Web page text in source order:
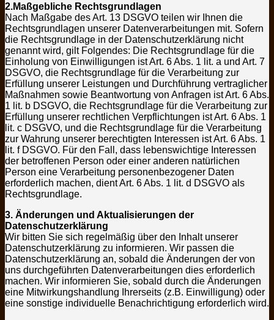
2.Maßgebliche Rechtsgrundlagen
Nach Maßgabe des Art. 13 DSGVO teilen wir Ihnen die
Rechtsgrundlagen unserer Datenverarbeitungen mit. Sofern
die Rechtsgrundlage in der Datenschutzerklärung nicht
genannt wird, gilt Folgendes: Die Rechtsgrundlage für die
Einholung von Einwilligungen ist Art. 6 Abs. 1 lit. a und Art. 7
DSGVO, die Rechtsgrundlage für die Verarbeitung zur
Erfüllung unserer Leistungen und Durchführung vertraglicher
Maßnahmen sowie Beantwortung von Anfragen ist Art. 6 Abs.
1 lit. b DSGVO, die Rechtsgrundlage für die Verarbeitung zur
Erfüllung unserer rechtlichen Verpflichtungen ist Art. 6 Abs. 1
lit. c DSGVO, und die Rechtsgrundlage für die Verarbeitung
zur Wahrung unserer berechtigten Interessen ist Art. 6 Abs. 1
lit. f DSGVO. Für den Fall, dass lebenswichtige Interessen
der betroffenen Person oder einer anderen natürlichen
Person eine Verarbeitung personenbezogener Daten
erforderlich machen, dient Art. 6 Abs. 1 lit. d DSGVO als
Rechtsgrundlage.
3. Änderungen und Aktualisierungen der
Datenschutzerklärung
Wir bitten Sie sich regelmäßig über den Inhalt unserer
Datenschutzerklärung zu informieren. Wir passen die
Datenschutzerklärung an, sobald die Änderungen der von
uns durchgeführten Datenverarbeitungen dies erforderlich
machen. Wir informieren Sie, sobald durch die Änderungen
eine Mitwirkungshandlung Ihrerseits (z.B. Einwilligung) oder
eine sonstige individuelle Benachrichtigung erforderlich wird.